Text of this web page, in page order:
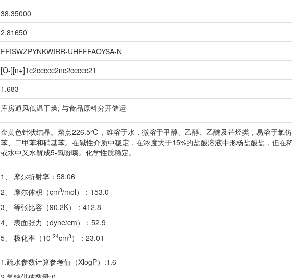
38.35000
2.81650
FFISWZPYNKWIRR-UHFFFAOYSA-N
[O-][n+]1c2ccccc2nc2ccccc21
1.683
库房通风低温干燥; 与食品原料分开储运
金黄色针状结晶。熔点226.5℃，难溶于水，微溶于甲醇、乙醇、乙醚及芒烃类，易溶于氯仿
苯、二甲苯和硝基苯。在碱性介质中稳定，在浓度大于15%的盐酸溶液中形杨盐酸盐，但在
或水中又水解成5-氧吩嗪。化学性质稳定。
1、 摩尔折射率：58.06
2、 摩尔体积（cm3/mol）：153.0
3、 等张比容（90.2K）：412.8
4、 表面张力（dyne/cm）：52.9
5、 极化率（10-24cm3）：23.01
1.疏水参数计算参考值（XlogP）:1.6